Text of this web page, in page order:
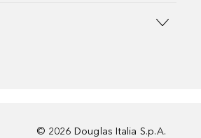
© 2026 Douglas Italia S.p.A.